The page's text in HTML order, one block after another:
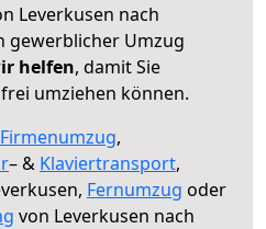
Leverkusen nach
gewerblicher Umzug
helfen, damit Sie
umziehen können.
Firmenumzug,
– & Klaviertransport,
Fernumzug oder
von Leverkusen nach